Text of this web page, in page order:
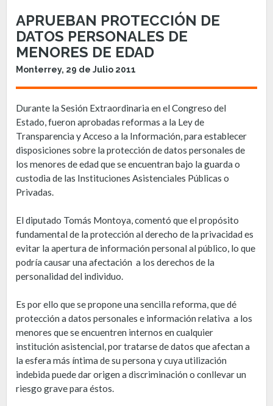
APRUEBAN PROTECCIÓN DE
DATOS PERSONALES DE
MENORES DE EDAD
Monterrey, 29 de Julio 2011
Durante la Sesión Extraordinaria en el Congreso del
Estado, fueron aprobadas reformas a la Ley de
Transparencia y Acceso a la Información, para establecer
disposiciones sobre la protección de datos personales de
los menores de edad que se encuentran bajo la guarda o
custodia de las Instituciones Asistenciales Públicas o
Privadas.
El diputado Tomás Montoya, comentó que el propósito
fundamental de la protección al derecho de la privacidad es
evitar la apertura de información personal al público, lo que
podría causar una afectación a los derechos de la
personalidad del individuo.
Es por ello que se propone una sencilla reforma, que dé
protección a datos personales e información relativa a los
menores que se encuentren internos en cualquier
institución asistencial, por tratarse de datos que afectan a
la esfera más íntima de su persona y cuya utilización
indebida puede dar origen a discriminación o conllevar un
riesgo grave para éstos.